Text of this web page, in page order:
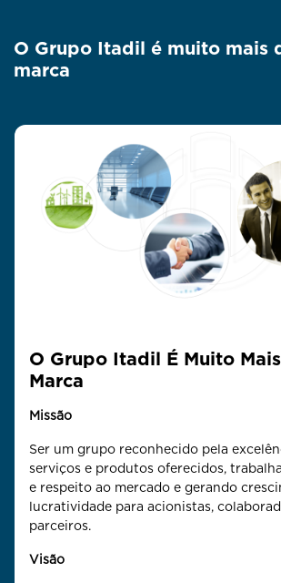
O Grupo Itadil é muito mais
marca
O Grupo Itadil É Muito
Marca
Missão
Ser um grupo reconhecido pela
serviços e produtos oferecidos,
e respeito ao mercado e gerando
lucratividade para acionistas,
parceiros.
Visão